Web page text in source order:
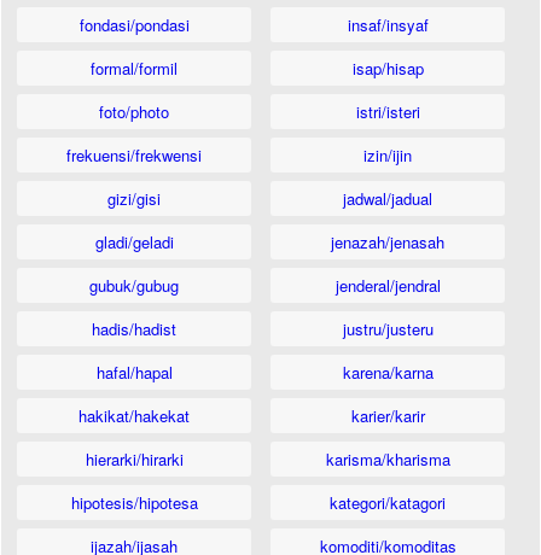
fondasi/pondasi
formal/formil
foto/photo
frekuensi/frekwensi
gizi/gisi
gladi/geladi
gubuk/gubug
hadis/hadist
hafal/hapal
hakikat/hakekat
hierarki/hirarki
hipotesis/hipotesa
ijazah/ijasah
insaf/insyaf
isap/hisap
istri/isteri
izin/ijin
jadwal/jadual
jenazah/jenasah
jenderal/jendral
justru/justeru
karena/karna
karier/karir
karisma/kharisma
kategori/katagori
komoditi/komoditas